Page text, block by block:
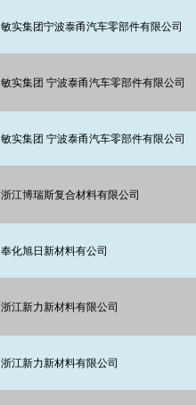
敏实集团宁波泰甬汽车零部件有限公司
敏实集团 宁波泰甬汽车零部件有限公司
敏实集团 宁波泰甬汽车零部件有限公司
浙江博瑞斯复合材料有限公司
奉化旭日新材料有公司
浙江新力新材料有限公司
浙江新力新材料有限公司